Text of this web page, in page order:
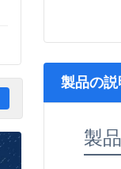
製品の
製